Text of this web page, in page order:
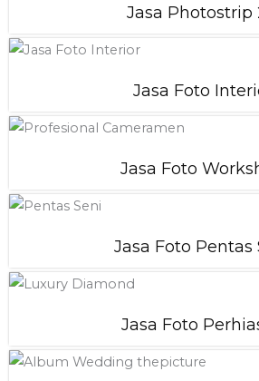
Jasa Photostrip
Jasa Foto
Jasa Foto
Jasa Foto Pentas
Jasa Foto